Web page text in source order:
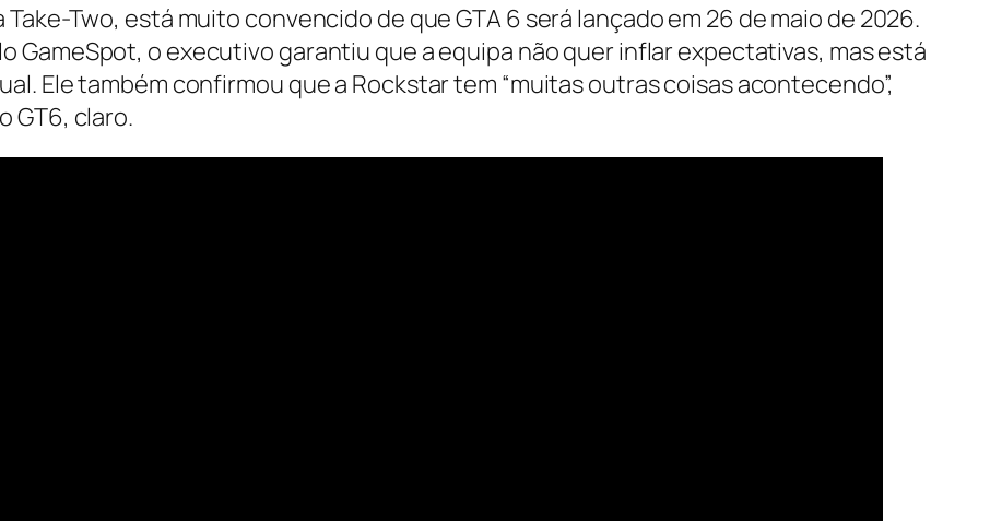
Two, está muito convencido de que GTA 6 será lançado em 26 de maio de 2026.
GameSpot, o executivo garantiu que a equipa não quer inflar expectativas, mas está
Ele também confirmou que a Rockstar tem “muitas outras coisas acontecendo”,
GT6, claro.